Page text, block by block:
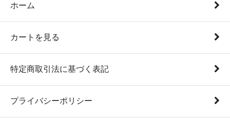
ホーム
カートを見る
特定商取引法に基づく表記
プライバシーポリシー